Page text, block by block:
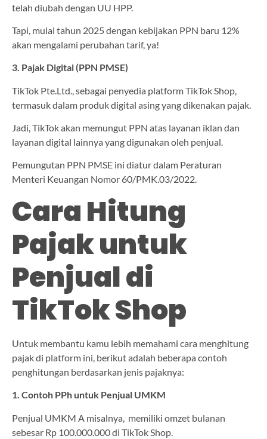
telah diubah dengan UU HPP.
Tapi, mulai tahun 2025 dengan kebijakan PPN baru 12%
akan mengalami perubahan tarif, ya!
3. Pajak Digital (PPN PMSE)
TikTok Pte.Ltd., sebagai penyedia platform TikTok Shop,
termasuk dalam produk digital asing yang dikenakan pajak.
Jadi, TikTok akan memungut PPN atas layanan iklan dan
layanan digital lainnya yang digunakan oleh penjual.
Pemungutan PPN PMSE ini diatur dalam Peraturan
Menteri Keuangan Nomor 60/PMK.03/2022.
Cara Hitung
Pajak untuk
Penjual di
TikTok Shop
Untuk membantu kamu lebih memahami cara menghitung
pajak di platform ini, berikut adalah beberapa contoh
penghitungan berdasarkan jenis pajaknya:
1. Contoh PPh untuk Penjual UMKM
Penjual UMKM A misalnya, memiliki omzet bulanan
sebesar Rp 100.000.000 di TikTok Shop.